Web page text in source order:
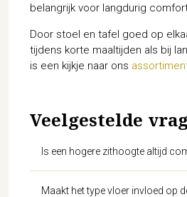
belangrijk voor langdurig
Door stoel en tafel goed op
tijdens korte maaltijden als bij
is een kijkje naar ons
Veelgestelde
Is een hogere zithoogte altijd
Maakt het type vloer invloed op